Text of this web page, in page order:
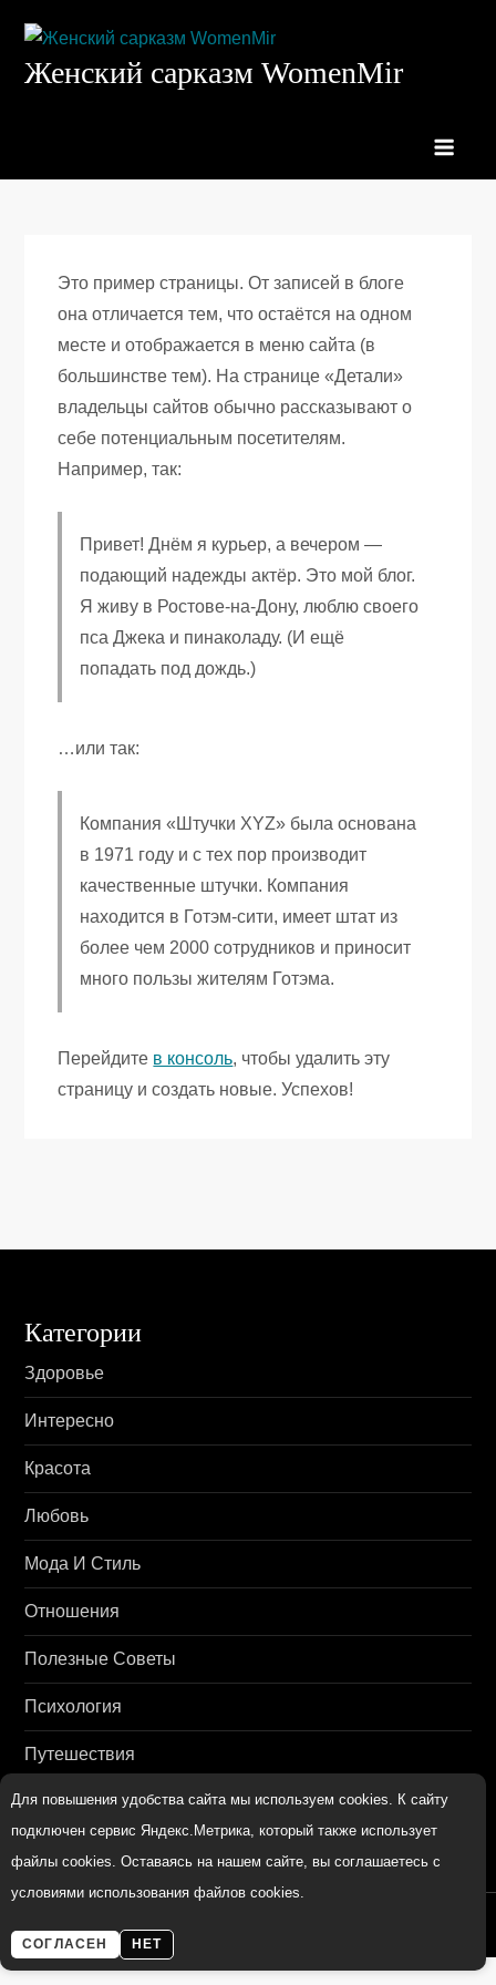
содержимому
Женский сарказм WomenMir
Это пример страницы. От записей в блоге
она отличается тем, что остаётся на одном
месте и отображается в меню сайта (в
большинстве тем). На странице «Детали»
владельцы сайтов обычно рассказывают о
себе потенциальным посетителям.
Например, так:
Привет! Днём я курьер, а вечером —
подающий надежды актёр. Это мой блог.
Я живу в Ростове-на-Дону, люблю своего
пса Джека и пинаколаду. (И ещё
попадать под дождь.)
…или так:
Компания «Штучки XYZ» была основана
в 1971 году и с тех пор производит
качественные штучки. Компания
находится в Готэм-сити, имеет штат из
более чем 2000 сотрудников и приносит
много пользы жителям Готэма.
Перейдите в консоль, чтобы удалить эту
страницу и создать новые. Успехов!
Категории
Здоровье
Интересно
Красота
Любовь
Мода И Стиль
Отношения
Полезные Советы
Психология
Путешествия
Семья И Дети
Для повышения удобства сайта мы используем cookies. К сайту
подключен сервис Яндекс.Метрика, который также использует
файлы cookies. Оставаясь на нашем сайте, вы соглашаетесь с
условиями использования файлов cookies.
СОГЛАСЕН НЕТ